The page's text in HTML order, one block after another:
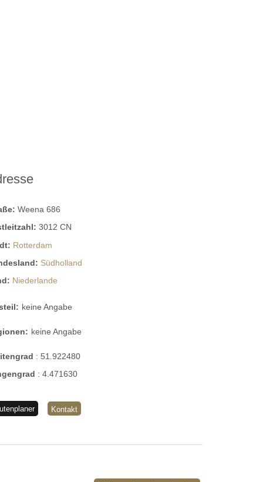
Weena 686
3012 CN
Rotterdam
Südholland
Niederlande
keine Angabe
keine Angabe
:51.922480
:4.471630
Kontakt